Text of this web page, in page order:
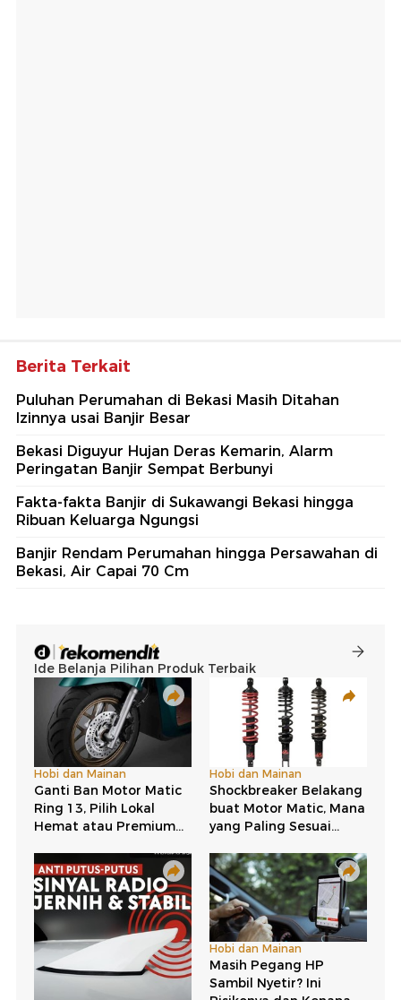
Berita Terkait
Puluhan Perumahan di Bekasi Masih Ditahan
Izinnya usai Banjir Besar
Bekasi Diguyur Hujan Deras Kemarin, Alarm
Peringatan Banjir Sempat Berbunyi
Fakta-fakta Banjir di Sukawangi Bekasi hingga
Ribuan Keluarga Ngungsi
Banjir Rendam Perumahan hingga Persawahan di
Bekasi, Air Capai 70 Cm